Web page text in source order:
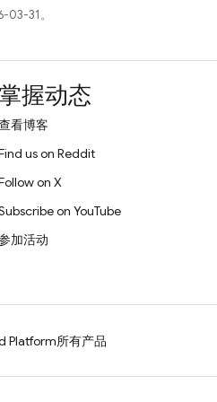
03-31。
握动态
看博客
us on Reddit
on X
on YouTube
加活动
Platform所有产品